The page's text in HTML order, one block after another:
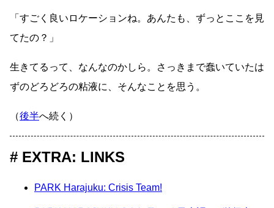
「すごく良いロケーションね。あんたも、ずっとここを見
てたの？」
生きてるって、なんなのかしら。さっきまで蠢いていたは
ずのどろどろの粘液に、そんなことを思う。
（後半へ続く）
EXTRA: LINKS
PARK Harajuku: Crisis Team!